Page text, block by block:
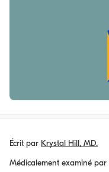
Écrit par Krystal Hill, MD.
Médicalement examiné par